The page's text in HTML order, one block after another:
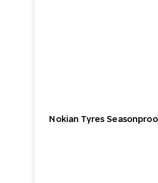
Nokian Tyres